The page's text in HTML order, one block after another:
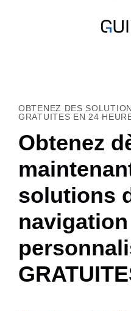
OBTENEZ DES
GRATUITES EN 24
Obtenez
solutions